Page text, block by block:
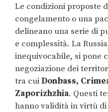
Le condizioni proposte
congelamento o una
delineano una serie di
e complessità. La
inequivocabile, si pone
negoziazione dei
tra cuiDonbass,
Zaporizhzhia. Questi
hanno validità in virtù